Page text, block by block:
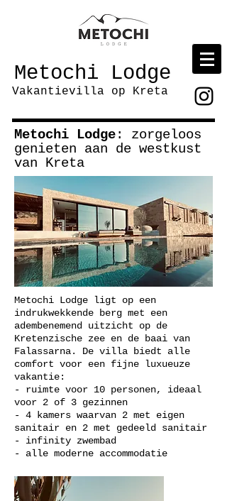
Metochi Lodge
Vakantievilla op Kreta
Metochi Lodge: zorgeloos
genieten aan de westkust
van Kreta
Metochi Lodge ligt op een
indrukwekkende berg met een
adembenemend uitzicht op de
Kretenzische zee en de baai van
Falassarna. De villa biedt alle
comfort voor een fijne luxueuze
vakantie:
- ruimte voor 10 personen, ideaal
voor 2 of 3 gezinnen
- 4 kamers waarvan 2 met eigen
sanitair en 2 met gedeeld sanitair
- infinity zwembad
- alle moderne accommodatie